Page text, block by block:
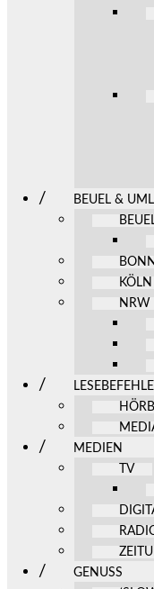
BEUEL &
BONN
KÖLN
NRW
LESEBEFEHLE
MEDIEN
TV
GENUSS